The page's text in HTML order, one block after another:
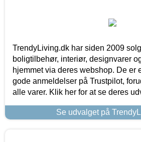
TrendyLiving.dk har siden 2009
boligtilbehør, interiør, designvarer
hjemmet via deres webshop. De er
gode anmeldelser på Trustpilot,
alle varer. Klik her for at se deres
Se udvalget på